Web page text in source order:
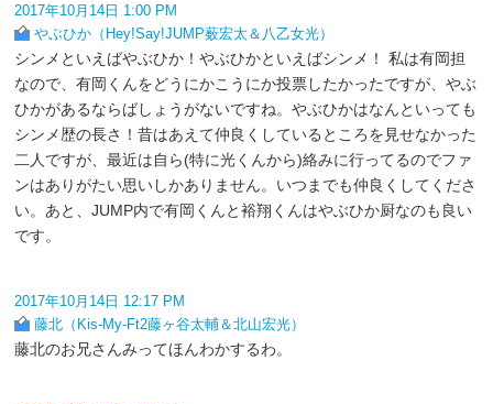
2017年10月14日 1:00 PM
やぶひか（Hey!Say!JUMP薮宏太＆八乙女光）
シンメといえばやぶひか！やぶひかといえばシンメ！ 私は有岡担
なので、有岡くんをどうにかこうにか投票したかったですが、やぶ
ひかがあるならばしょうがないですね。やぶひかはなんといっても
シンメ歴の長さ！昔はあえて仲良くしているところを見せなかった
二人ですが、最近は自ら(特に光くんから)絡みに行ってるのでファ
ンはありがたい思いしかありません。いつまでも仲良くしてくださ
い。あと、JUMP内で有岡くんと裕翔くんはやぶひか厨なのも良い
です。
2017年10月14日 12:17 PM
藤北（Kis-My-Ft2藤ヶ谷太輔＆北山宏光）
藤北のお兄さんみってほんわかするわ。